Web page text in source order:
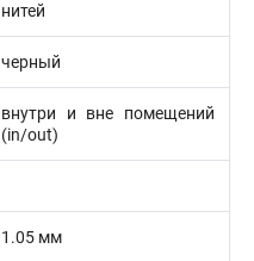
нитей
черный
внутри и вне помещений
(in/out)
1.05 мм